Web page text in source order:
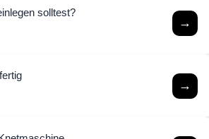
solltest?
→
→